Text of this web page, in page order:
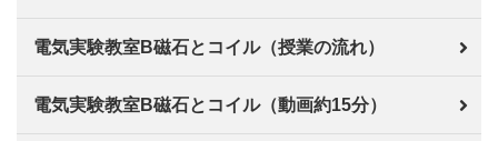
電気実験教室B磁石とコイル（授業の流れ）
電気実験教室B磁石とコイル（動画約15分）